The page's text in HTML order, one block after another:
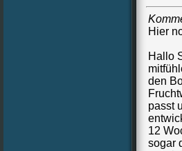
Hier
Hallo
den
passt
12
sogar